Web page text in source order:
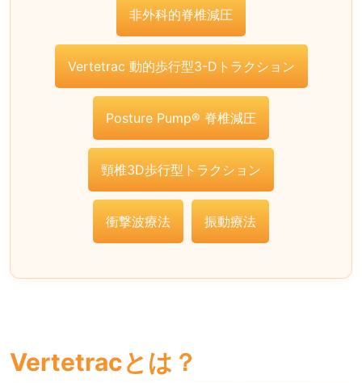
非外科的脊椎減圧
Vertetrac 動的歩行型3-Dトラクション
Posture Pump® 脊椎減圧
頸椎3D歩行型トラクション
衝撃波療法 振動療法
Vertetracとは？